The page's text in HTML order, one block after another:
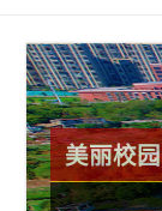
美丽校园